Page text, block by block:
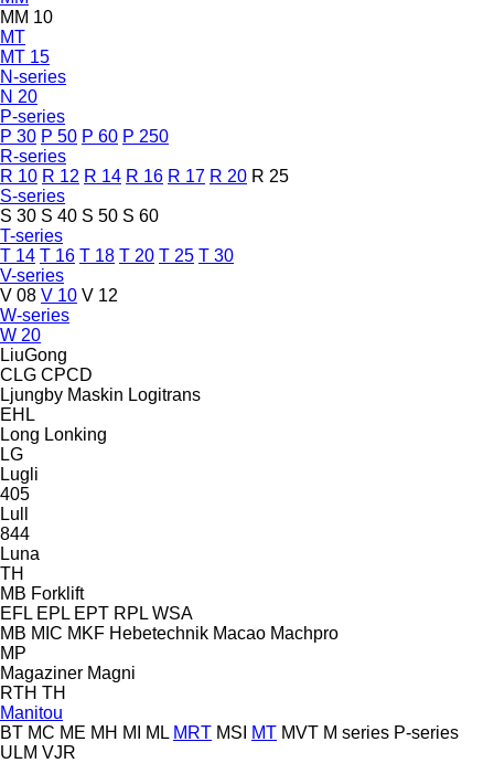
MM 10
MT
MT 15
N-series
N 20
P-series
P 30 P 50 P 60 P 250
R-series
R 10 R 12 R 14 R 16 R 17 R 20 R 25
S-series
S 30 S 40 S 50 S 60
T-series
T 14 T 16 T 18 T 20 T 25 T 30
V-series
V 08 V 10 V 12
W-series
W 20
LiuGong
CLG CPCD
Ljungby Maskin Logitrans
EHL
Long Lonking
LG
Lugli
405
Lull
844
Luna
TH
MB Forklift
EFL EPL EPT RPL WSA
MB MIC MKF Hebetechnik Macao Machpro
MP
Magaziner Magni
RTH TH
Manitou
BT MC ME MH MI ML MRT MSI MT MVT M series P-series
ULM VJR